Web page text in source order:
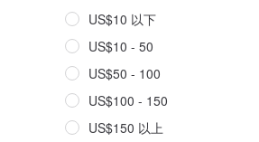
US$10 以下
US$10 - 50
US$50 - 100
US$100 - 150
US$150 以上